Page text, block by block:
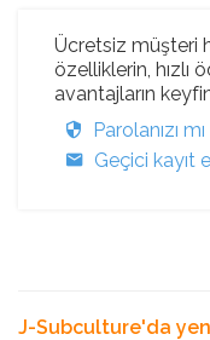
Ücretsiz müşteri
özelliklerin, hızlı
avantajların
Parolanızı
Geçici kayıt
J-Subculture'da